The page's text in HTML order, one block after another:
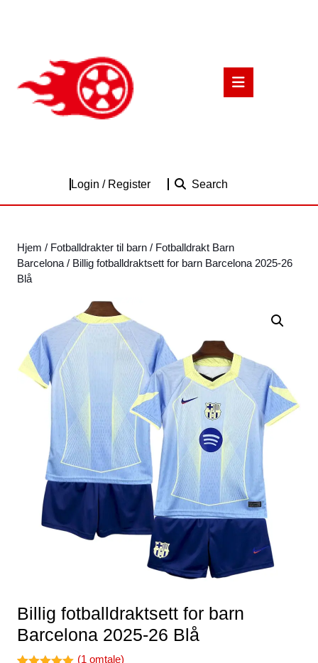
Login / RegisterLogin
Search
Hjem / Fotballdrakter til barn / Fotballdrakt Barn
Barcelona / Billig fotballdraktsett for barn Barcelona 2025-26
Blå
Billig fotballdraktsett for barn
Barcelona 2025-26 Blå
(1 omtale)